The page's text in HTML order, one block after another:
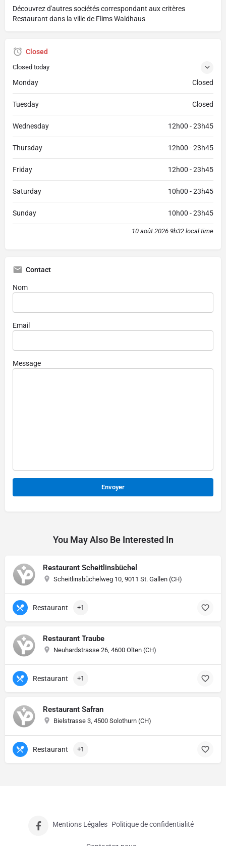
Découvrez d'autres sociétés correspondant aux critères
Restaurant dans la ville de Flims Waldhaus
Closed
Closed today
Monday Closed
Tuesday Closed
Wednesday 12h00 - 23h45
Thursday 12h00 - 23h45
Friday 12h00 - 23h45
Saturday 10h00 - 23h45
Sunday 10h00 - 23h45
10 août 2026 9h32 local time
Contact
Nom
Email
Message
You May Also Be Interested In
Restaurant Scheitlinsbüchel
Scheitlinsbüchelweg 10, 9011 St. Gallen (CH)
Restaurant +1
Restaurant Traube
Neuhardstrasse 26, 4600 Olten (CH)
Restaurant +1
Restaurant Safran
Bielstrasse 3, 4500 Solothurn (CH)
Restaurant +1
Mentions Légales Politique de confidentialité